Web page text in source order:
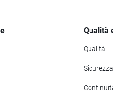
Qualità
Qualità
Sicurezza